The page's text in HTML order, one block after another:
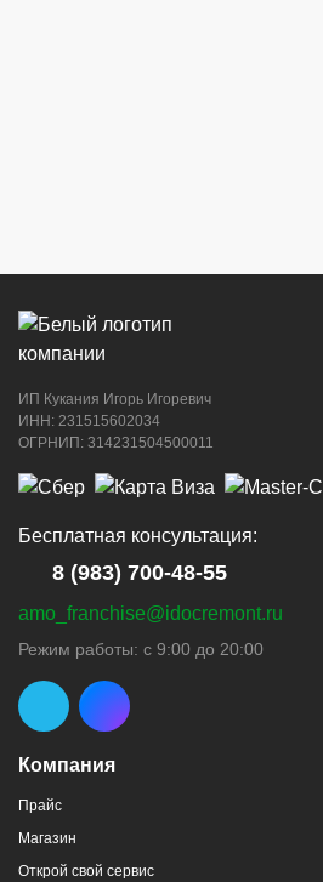
ИП Кукания Игорь Игоревич
ИНН: 231515602034
ОГРНИП: 314231504500011
Компания
Прайс
Магазин
Открой свой сервис
Бесплатная консультация:
8 (983) 700-48-55
amo_franchise@idocremont.ru
Режим работы: с 9:00 до 20:00